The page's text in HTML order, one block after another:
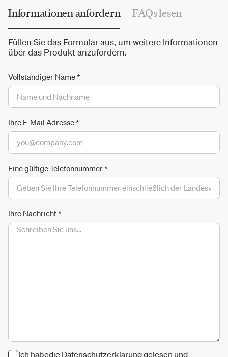
Informationen anfordern FAQs lesen
Füllen Sie das Formular aus, um weitere Informationen
über das Produkt anzufordern.
Vollständiger Name*
Ihre E-Mail Adresse*
Eine gültige Telefonnummer*
Ihre Nachricht*
Ich habedie Datenschutzerklärung gelesen und